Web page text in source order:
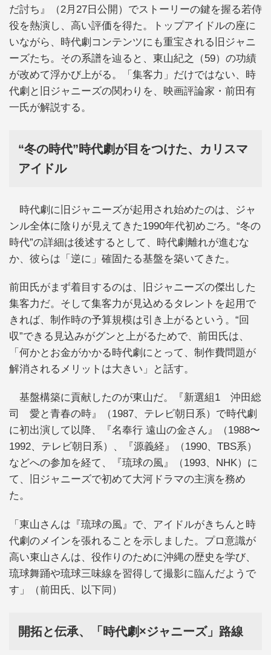
だ討ち』（2月27日公開）でストーリーの鍵を握る若侍
役を熱演し、高い評価を得た。トップアイドルの座に
いながら、時代劇コンテンツにも重宝される旧ジャニ
ーズたち。その系譜を辿ると、東山紀之（59）の功績
が改めて浮かび上がる。「集客力」だけではない、時
代劇と旧ジャニーズの関わりを、映画評論家・前田有
一氏が解説する。
“冬の時代”時代劇が目をつけた、カリスマ
アイドル
時代劇に旧ジャニーズが起用され始めたのは、ジャ
ンル全体に陰りが見えてきた1990年代初めごろ。“冬の
時代”の詳細は後述するとして、時代劇離れが進むな
か、彼らは「逆に」確固たる基盤を築いてきた。
前田氏がまず着目するのは、旧ジャニーズの傑出した
集客力だ。そして集客力が見込めるタレントを起用で
きれば、制作時の予算規模は引き上がるという。“回
収”できる見込みがグンと上がるためで、前田氏は、
「何かとお金がかかる時代劇にとって、制作費問題が
解消されるメリットは大きい」と話す。
基盤構築に貢献したのが東山だ。『新選組1 沖田総
司 愛と青春の時』（1987、テレビ朝日系）で時代劇
に初出演して以降、『名奉行 遠山の金さん』（1988〜
1992、テレビ朝日系）、『源義経』（1990、TBS系）
などへの参加を経て、『琉球の風』（1993、NHK）に
て、旧ジャニーズで初めて大河ドラマの主演を務め
た。
「東山さんは『琉球の風』で、アイドルがきちんと時
代劇のメインを張れることを示しました。プロ意識が
高い東山さんは、役作りのために沖縄の歴史を学び、
琉球舞踊や琉球三味線を習得して撮影に臨んだようで
す」（前田氏、以下同）
開拓と伝承、「時代劇×ジャニーズ」路線